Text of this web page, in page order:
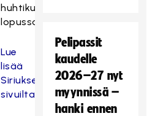
huhtikuun
lopussa.
Lue
lisää
Siriuksen
sivuilta
Pelipassit
kaudelle
2026–27 nyt
myynnissä –
hanki ennen